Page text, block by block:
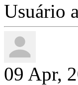
Usuário
09 Apr,